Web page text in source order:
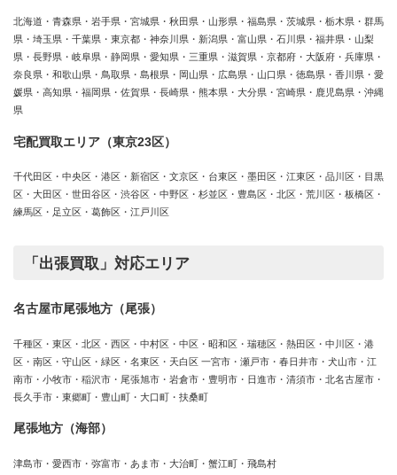
北海道・青森県・岩手県・宮城県・秋田県・山形県・福島県・茨城県・栃木県・群馬
県・埼玉県・千葉県・東京都・神奈川県・新潟県・富山県・石川県・福井県・山梨
県・長野県・岐阜県・静岡県・愛知県・三重県・滋賀県・京都府・大阪府・兵庫県・
奈良県・和歌山県・鳥取県・島根県・岡山県・広島県・山口県・徳島県・香川県・愛
媛県・高知県・福岡県・佐賀県・長崎県・熊本県・大分県・宮崎県・鹿児島県・沖縄
県
宅配買取エリア（東京23区）
千代田区・中央区・港区・新宿区・文京区・台東区・墨田区・江東区・品川区・目黒
区・大田区・世田谷区・渋谷区・中野区・杉並区・豊島区・北区・荒川区・板橋区・
練馬区・足立区・葛飾区・江戸川区
「出張買取」対応エリア
名古屋市尾張地方（尾張）
千種区・東区・北区・西区・中村区・中区・昭和区・瑞穂区・熱田区・中川区・港
区・南区・守山区・緑区・名東区・天白区 一宮市・瀬戸市・春日井市・犬山市・江
南市・小牧市・稲沢市・尾張旭市・岩倉市・豊明市・日進市・清須市・北名古屋市・
長久手市・東郷町・豊山町・大口町・扶桑町
尾張地方（海部）
津島市・愛西市・弥富市・あま市・大治町・蟹江町・飛島村